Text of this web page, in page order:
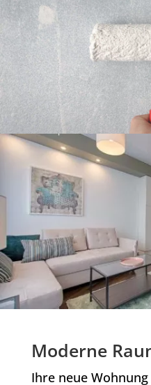
Moderne
Ihre neue